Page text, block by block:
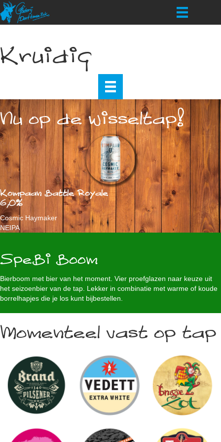
Kruidig
Nu op de wisseltap!
Kompaan Battle Royale
6,0%
Cosmic Haymaker
NEIPA
SpeBi Boom
Bierboom met bier van het moment. Vier proefglazen naar keuze uit
het seizoenbier van de tap. Lekker in combinatie met warme of koude
borrelhapjes die je los kunt bijbestellen.
Momenteel vast op tap